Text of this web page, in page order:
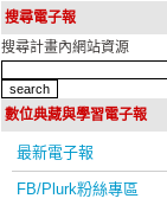
搜尋電子報
搜尋計畫內網站資源
數位典藏與學習電子報
最新電子報
FB/Plurk粉絲專區